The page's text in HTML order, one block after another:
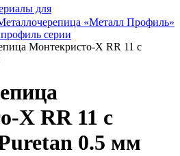
для
«Металл Профиль»
серии
Монтекристо-X RR 11 с
X RR 11 с
0.5 мм